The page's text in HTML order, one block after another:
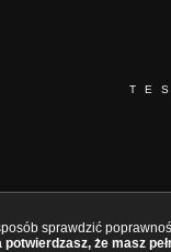
sprawdzić
że masz